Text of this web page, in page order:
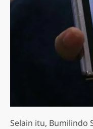
Selain itu, Bumilindo